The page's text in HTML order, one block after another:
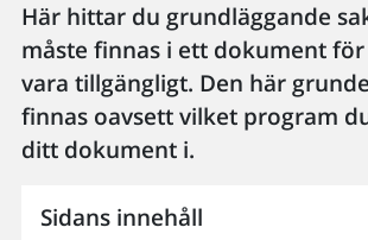
Här hittar du grundläggande
måste finnas i ett dokument
vara tillgängligt. Den här
finnas oavsett vilket program
ditt dokument i.
Sidans innehåll